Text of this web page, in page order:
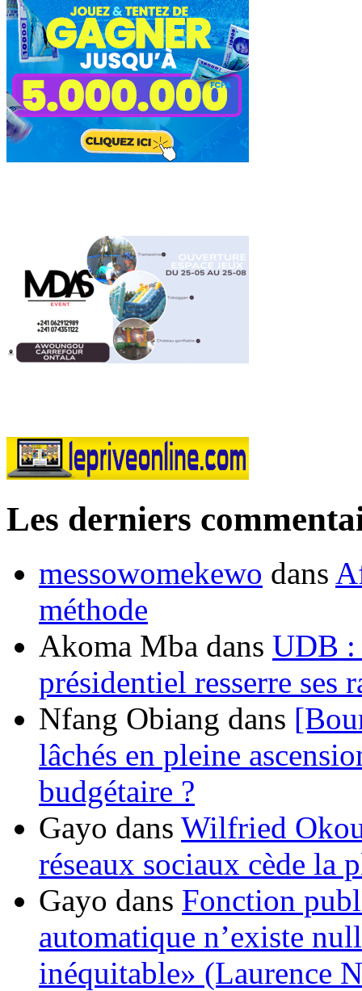
Les derniers
messowomekewo dans
méthode
Akoma Mba dans UDB :
présidentiel resserre ses
Nfang Obiang dans
lâchés en pleine
budgétaire ?
Gayo dans Wilfried
réseaux sociaux cède la
Gayo dans Fonction
automatique n’existe
inéquitable» (Laurence